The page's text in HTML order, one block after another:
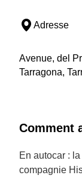
Adresse
Avenue, del
Tarragona,
Comment
En autocar :
compagnie